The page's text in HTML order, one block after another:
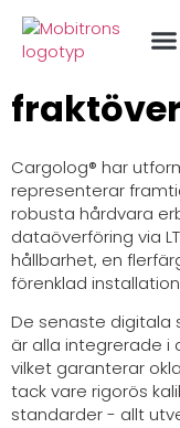
Cargolog® har
representerar
robusta hårdvara
dataöverföring via
hållbarhet, en
förenklad
De senaste digitala
är alla integrerade i
vilket garanterar
tack vare rigorös
standarder - allt